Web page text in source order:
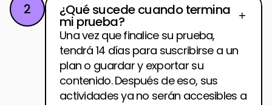
2 ¿Qué sucede cuando termina
mi prueba?
Una vez que finalice su prueba,
tendrá 14 días para suscribirse a un
plan o guardar y exportar su
contenido. Después de eso, sus
actividades ya no serán accesibles a